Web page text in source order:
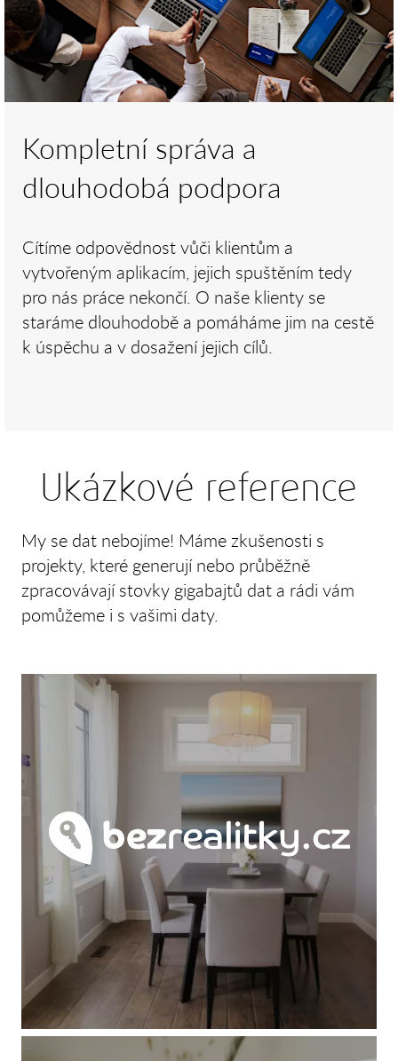
Kompletní správa a
dlouhodobá podpora
Cítíme odpovědnost vůči klientům a
vytvořeným aplikacím, jejich spuštěním tedy
pro nás práce nekončí. O naše klienty se
staráme dlouhodobě a pomáháme jim na cestě
k úspěchu a v dosažení jejich cílů.
Ukázkové reference
My se dat nebojíme! Máme zkušenosti s
projekty, které generují nebo průběžně
zpracovávají stovky gigabajtů dat a rádi vám
pomůžeme i s vašimi daty.